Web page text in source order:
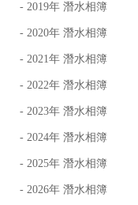
- 2019年 潛水相簿
- 2020年 潛水相簿
- 2021年 潛水相簿
- 2022年 潛水相簿
- 2023年 潛水相簿
- 2024年 潛水相簿
- 2025年 潛水相簿
- 2026年 潛水相簿